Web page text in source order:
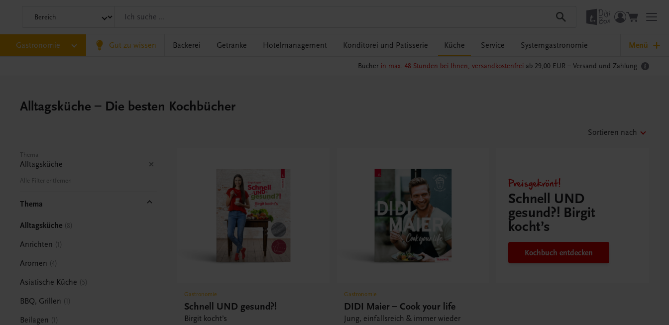
Gastronomie Gut zu wissen Bäckerei Getränke Hotelmanagement Konditorei und Patisserie Küche Service Systemgastronomie Menü
Bücher in max. 48 Stunden bei Ihnen, versandkostenfrei ab 29,00 EUR – Versand und Zahlung
Alltagsküche – Die besten Kochbücher
Sortieren nach
Thema
Alltagsküche
Alle Filter entfernen
Thema
Alltagsküche 8
Anrichten 1
Aromen 4
Asiatische Küche 5
BBQ, Grillen 1
Beilagen 1
Gastronomie
Schnell UND gesund?!
Birgit kocht’s
Gastronomie
DIDI Maier – Cook your life
Jung, einfallsreich & immer wieder
Preisgekrönt!
Schnell UND
gesund?! Birgit
kocht’s
Kochbuch entdecken